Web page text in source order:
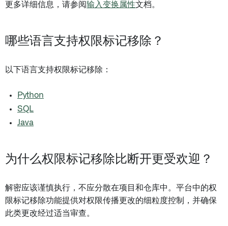
更多详细信息，请参阅输入变换属性文档。
哪些语言支持权限标记移除？
以下语言支持权限标记移除：
Python
SQL
Java
为什么权限标记移除比断开更受欢迎？
解密应该谨慎执行，不应分散在项目和仓库中。平台中的权
限标记移除功能提供对权限传播更改的细粒度控制，并确保
此类更改经过适当审查。